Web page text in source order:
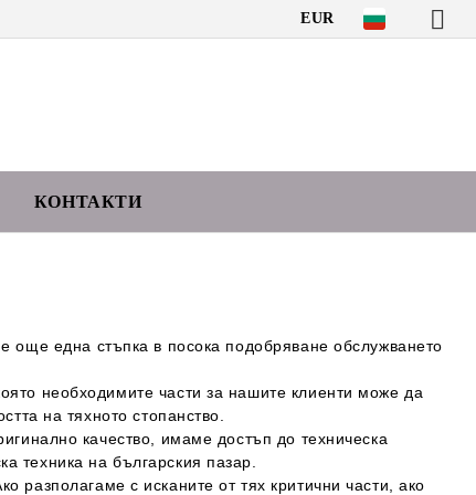
EUR
КОНТАКТИ
още една стъпка в посока подобряване обслужването
необходимите части за нашите клиенти може да
на тяхното стопанство.
качество , имаме достъп до техническа
техника на българския пазар.
разполагаме с исканите от тях критични части, ако